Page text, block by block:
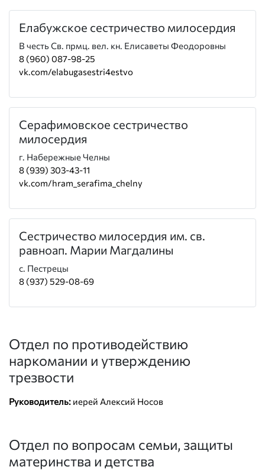
Елабужское сестричество милосердия
В честь Св. прмц. вел. кн. Елисаветы Феодоровны
8 (960) 087-98-25
vk.com/elabugasestri4estvo
Серафимовское сестричество
милосердия
г. Набережные Челны
8 (939) 303-43-11
vk.com/hram_serafima_chelny
Сестричество милосердия им. св.
равноап. Марии Магдалины
с. Пестрецы
8 (937) 529-08-69
Отдел по противодействию
наркомании и утверждению
трезвости
Руководитель: иерей Алексий Носов
Отдел по вопросам семьи, защиты
материнства и детства